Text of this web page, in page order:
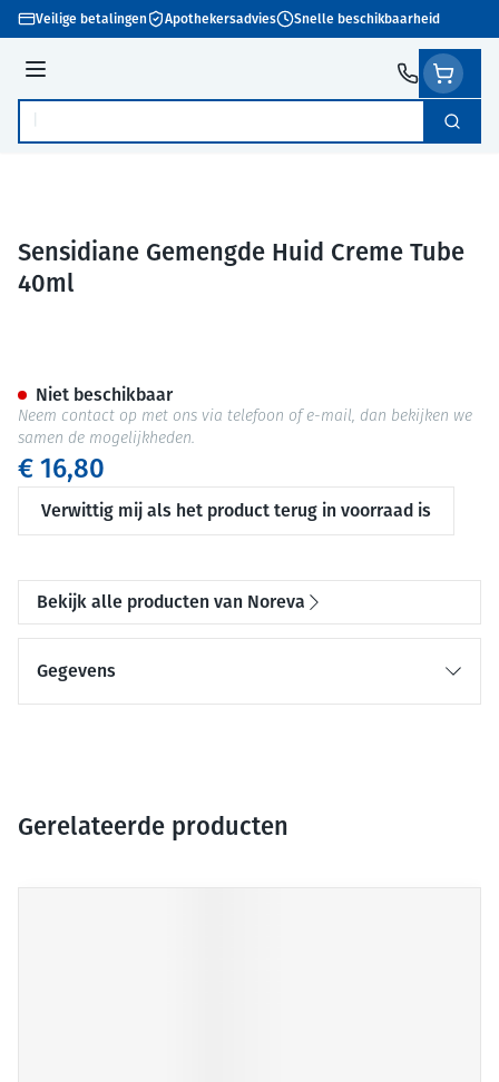
Ga naar de inhoud
Veilige betalingen Apothekersadvies Snelle beschikbaarheid
Menu
Product, merk, categorie... Zoek
Sensidiane Gemengde Huid Creme Tube
40ml
€ 16,80
Verwittig mij als het product terug in voorraad is
Niet beschikbaar
Neem contact op met ons via telefoon of e-mail, dan bekijken we
samen de mogelijkheden.
Bekijk alle producten van Noreva
Gegevens
Gerelateerde producten